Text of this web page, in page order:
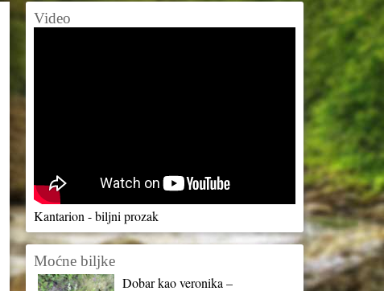
Video
Kantarion - biljni prozak
Moćne biljke
Dobar kao veronika –